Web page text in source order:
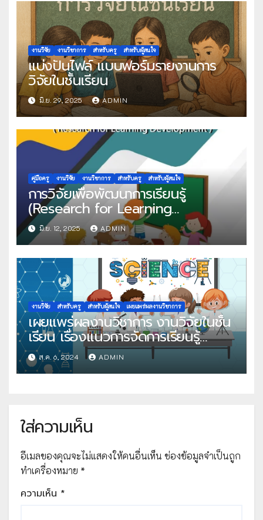
งานวิจัย งานวิชาการ สำหรับครู สำหรับผู้สนใจ
แบ่งปันไฟล์ แบบฟอร์มรายงานการ
วิจัยในชั้นเรียน
มิ.ย. 29, 2025 ADMIN
คู่มือครู งานวิจัย งานวิชาการ สำหรับครู สำหรับผู้สนใจ
การวิจัยเพื่อพัฒนาการเรียนรู้
(Research for Learning
Development)
มิ.ย. 12, 2025 ADMIN
งานวิจัย สำหรับครู สำหรับผู้สนใจ เผยแพร่ผลงานวิชาการ
เผยแพร่ผลงานวิชาการ งานวิจัยในชั้น
เรียน เรื่องแนวการจัดการเรียนรู้
สำหรับครูผู้สอนวิทยาศาสตร์ ด้วยแนว
การเสริมสร้างเจตคติวิทยาศาสตร์ด้วย
Active learning ระดับชั้นประถม
ส.ค. 6, 2024 ADMIN
ใส่ความเห็น
อีเมลของคุณจะไม่แสดงให้คนอื่นเห็น ช่องข้อมูลจำเป็นถูก
ทำเครื่องหมาย *
ความเห็น *